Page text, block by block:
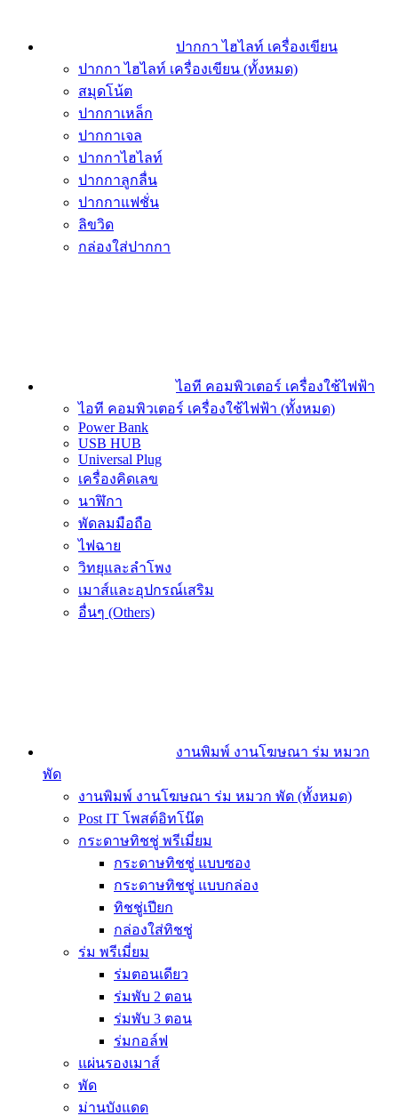
ปากกา ไฮไลท์ เครื่องเขียน
ปากกา ไฮไลท์ เครื่องเขียน (ทั้งหมด)
สมุดโน้ต
ปากกาเหล็ก
ปากกาเจล
ปากกาไฮไลท์
ปากกาลูกลื่น
ปากกาแฟชั่น
ลิขวิด
กล่องใส่ปากกา
ไอที คอมพิวเตอร์ เครื่องใช้ไฟฟ้า
ไอที คอมพิวเตอร์ เครื่องใช้ไฟฟ้า (ทั้งหมด)
Power Bank
USB HUB
Universal Plug
เครื่องคิดเลข
นาฬิกา
พัดลมมือถือ
ไฟฉาย
วิทยุและลำโพง
เมาส์และอุปกรณ์เสริม
อื่นๆ (Others)
งานพิมพ์ งานโฆษณา ร่ม หมวก
พัด
งานพิมพ์ งานโฆษณา ร่ม หมวก พัด (ทั้งหมด)
Post IT โพสต์อิทโน๊ต
กระดาษทิชชู่ พรีเมี่ยม
กระดาษทิชชู่ แบบซอง
กระดาษทิชชู่ แบบกล่อง
ทิชชู่เปียก
กล่องใส่ทิชชู่
ร่ม พรีเมี่ยม
ร่มตอนเดียว
ร่มพับ 2 ตอน
ร่มพับ 3 ตอน
ร่มกอล์ฟ
แผ่นรองเมาส์
พัด
ม่านบังแดด